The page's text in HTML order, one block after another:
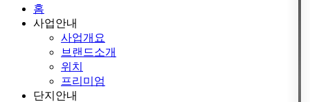
홈
사업안내
사업개요
브랜드소개
위치
프리미엄
단지안내